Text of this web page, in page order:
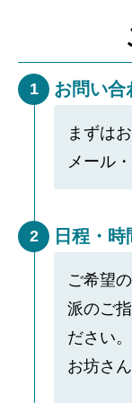
1 お問い合
まずは
メール
2 日程・
ご希望
派のご
ださい
お坊さ